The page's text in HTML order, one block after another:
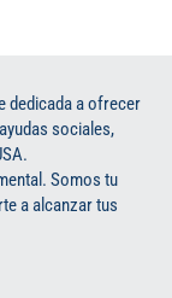
dedicada a ofrecer
sociales,
Somos tu
a alcanzar tus